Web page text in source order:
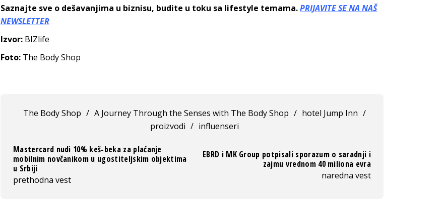
Saznajte sve o dešavanjima u biznisu, budite u toku sa lifestyle temama.PRIJAVITE SE NA NAŠ
NEWSLETTER
Izvor: BIZlife
Foto: The Body Shop
The Body Shop / A Journey Through the Senses with The Body Shop / hotel Jump Inn /
proizvodi / influenseri
Mastercard nudi 10% keš-beka za plaćanje
mobilnim novčanikom u ugostiteljskim objektima
u Srbiji
prethodna vest
EBRD i MK Group potpisali sporazum o saradnji i
zajmu vrednom 40 miliona evra
naredna vest